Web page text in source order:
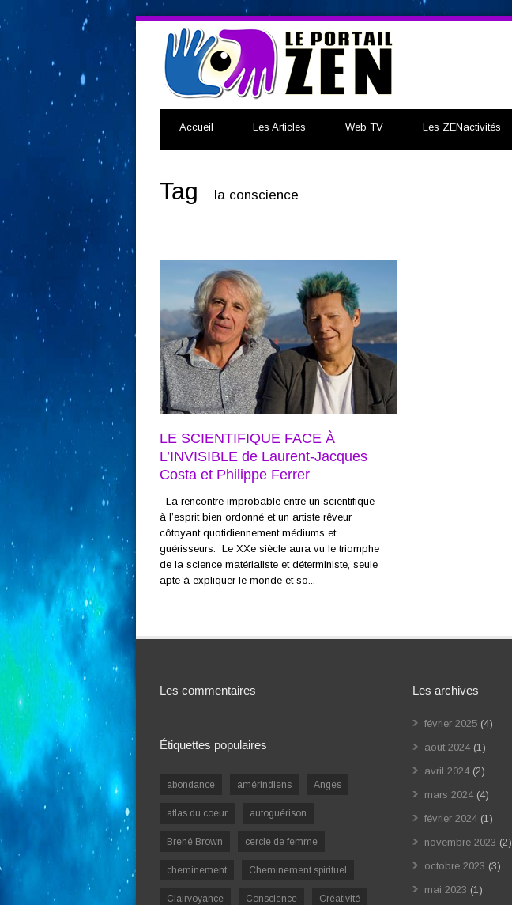
Accueil Les Articles Web TV Les ZENactivités
Tag la conscience
LE SCIENTIFIQUE FACE À
L’INVISIBLE de Laurent-Jacques
Costa et Philippe Ferrer
La rencontre improbable entre un scientifique
à l’esprit bien ordonné et un artiste rêveur
côtoyant quotidiennement médiums et
guérisseurs. Le XXe siècle aura vu le triomphe
de la science matérialiste et déterministe, seule
apte à expliquer le monde et so...
Les commentaires
Étiquettes populaires
abondance amérindiens Anges
atlas du coeur autoguérison
Brené Brown cercle de femme
cheminement Cheminement spirituel
Clairvoyance Conscience Créativité
Les archives
février 2025(4)
août 2024(1)
avril 2024(2)
mars 2024(4)
février 2024(1)
novembre 2023 (2)
octobre 2023 (3)
mai 2023 (1)